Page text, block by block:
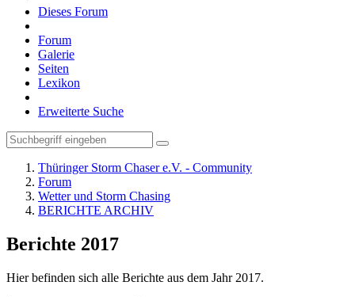
Dieses Forum
Forum
Galerie
Seiten
Lexikon
Erweiterte Suche
Thüringer Storm Chaser e.V. - Community
Forum
Wetter und Storm Chasing
BERICHTE ARCHIV
Berichte 2017
Hier befinden sich alle Berichte aus dem Jahr 2017.